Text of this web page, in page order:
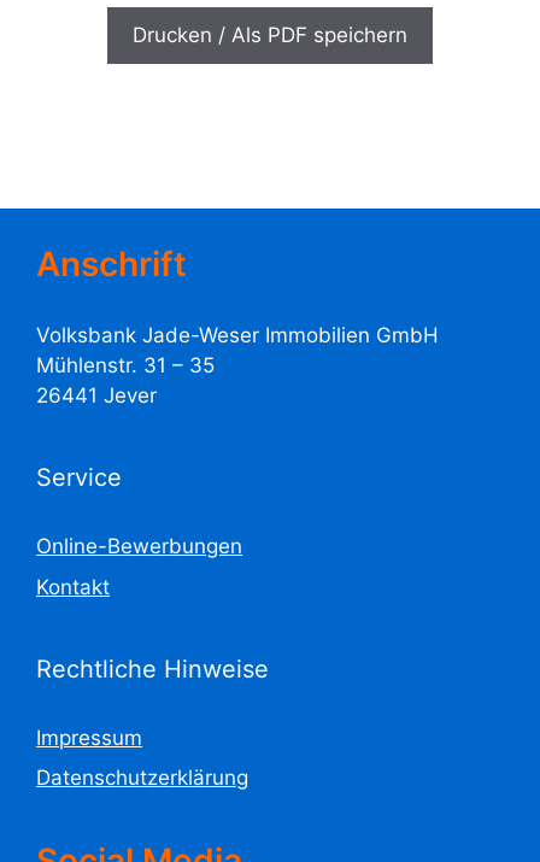
Drucken / Als PDF speichern
Anschrift
Volksbank Jade-Weser Immobilien GmbH
Mühlenstr. 31 – 35
26441 Jever
Service
Online-Bewerbungen
Kontakt
Rechtliche Hinweise
Impressum
Datenschutzerklärung